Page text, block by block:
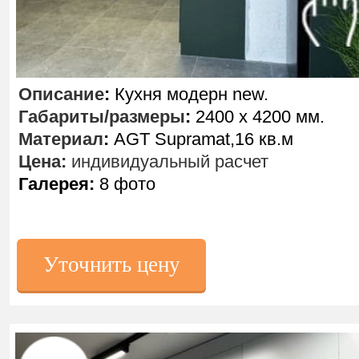
Уточнить цену
Описание: Кухня модерн new.
Габариты/размеры: 2400 х 4200 мм.
Материал: AGT Supramat,16 кв.м
Цена: индивидуальный расчет
Галерея: 8 фото